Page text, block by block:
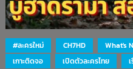
#ละครใหม่ CH7HD What's
เกาะติดจอ
เปิดตัวละครไทย